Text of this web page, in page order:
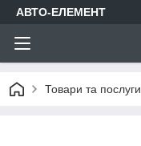
АВТО-ЕЛЕМЕНТ
Товари та послуги